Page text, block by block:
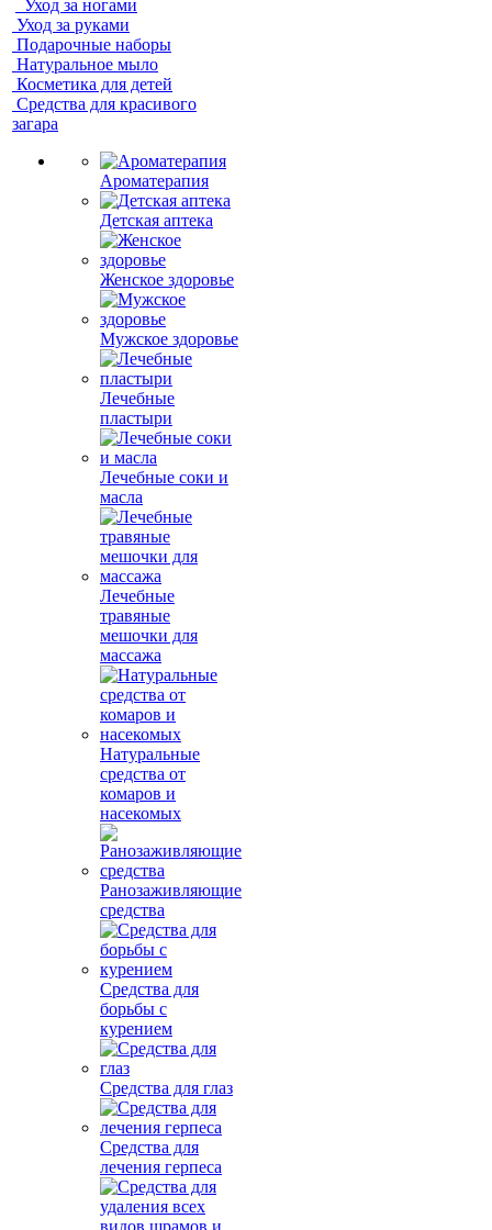
Уход за ногами
Уход за руками
Подарочные наборы
Натуральное мыло
Косметика для детей
Средства для красивого
загара
Ароматерапия
Детская аптека
Женское здоровье
Мужское здоровье
Лечебные
пластыри
Лечебные соки и
масла
Лечебные
травяные
мешочки для
массажа
Натуральные
средства от
комаров и
насекомых
Ранозаживляющие
средства
Средства для
борьбы с
курением
Средства для глаз
Средства для
лечения герпеса